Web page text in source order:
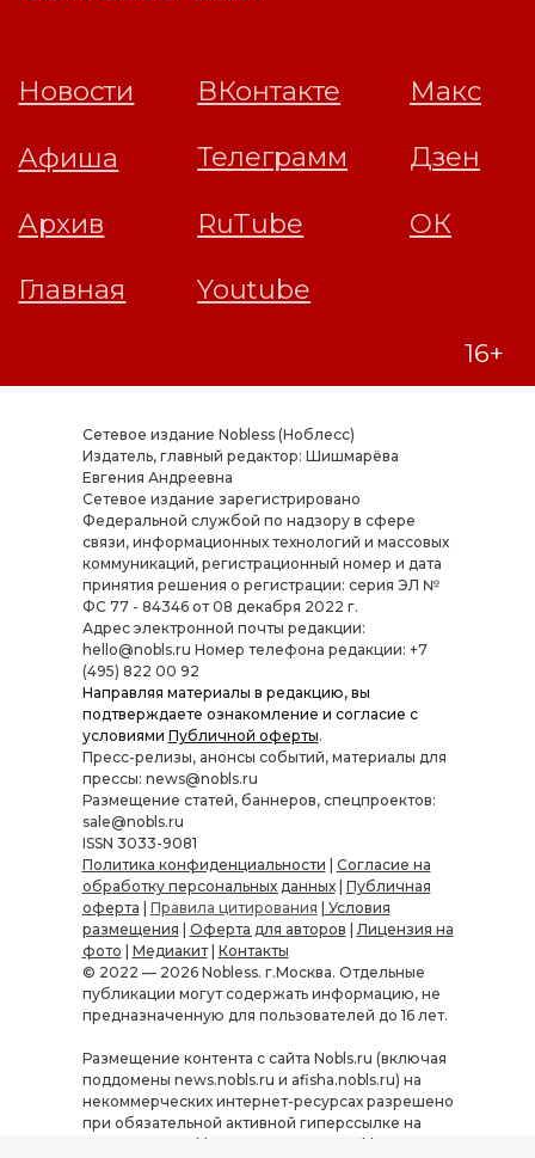
Сетевое издание Nobless (Ноблесс)
Издатель, главный редактор: Шишмарёва
Евгения Андреевна
Cетевое издание зарегистрировано
Федеральной службой по надзору в сфере
связи, информационных технологий и массовых
коммуникаций, регистрационный номер и дата
принятия решения о регистрации: серия ЭЛ №
ФС 77 - 84346 от 08 декабря 2022 г.
Адрес электронной почты редакции:
hello@nobls.ru Номер телефона редакции: +7
(495) 822 00 92
Направляя материалы в редакцию, вы
подтверждаете ознакомление и согласие с
условиями Публичной оферты.
Пресс-релизы, анонсы событий, материалы для
прессы: news@nobls.ru
Размещение статей, баннеров, спецпроектов:
sale@nobls.ru
ISSN 3033-9081
Политика конфиденциальности | Согласие на
обработку персональных данных| Публичная
оферта | Правила цитирования | Условия
размещения | Оферта для авторов | Лицензия на
фото | Медиакит| Контакты
© 2022 — 2026 Nobless. г.Москва. Отдельные
публикации могут содержать информацию, не
предназначенную для пользователей до 16 лет.
Размещение контента с сайта Nobls.ru (включая
поддомены news.nobls.ru и afisha.nobls.ru) на
некоммерческих интернет-ресурсах разрешено
при обязательной активной гиперссылке на
источник — Nobls.ru или «Журнал Nobless».